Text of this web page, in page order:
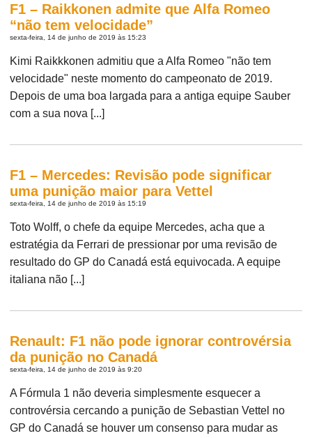
F1 – Raikkonen admite que Alfa Romeo
“não tem velocidade”
sexta-feira, 14 de junho de 2019 às 15:23
Kimi Raikkkonen admitiu que a Alfa Romeo "não tem
velocidade" neste momento do campeonato de 2019.
Depois de uma boa largada para a antiga equipe Sauber
com a sua nova [...]
F1 – Mercedes: Revisão pode significar
uma punição maior para Vettel
sexta-feira, 14 de junho de 2019 às 15:19
Toto Wolff, o chefe da equipe Mercedes, acha que a
estratégia da Ferrari de pressionar por uma revisão de
resultado do GP do Canadá está equivocada. A equipe
italiana não [...]
Renault: F1 não pode ignorar controvérsia
da punição no Canadá
sexta-feira, 14 de junho de 2019 às 9:20
A Fórmula 1 não deveria simplesmente esquecer a
controvérsia cercando a punição de Sebastian Vettel no
GP do Canadá se houver um consenso para mudar as